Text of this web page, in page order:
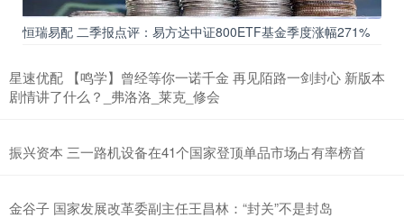
恒瑞易配 二季报点评：易方达中证800ETF基金季度涨幅271%
星速优配 【鸣学】曾经等你一诺千金 再见陌路一剑封心 新版本
剧情讲了什么？_弗洛洛_莱克_修会
振兴资本 三一路机设备在41个国家登顶单品市场占有率榜首
金谷子 国家发展改革委副主任王昌林：“封关”不是封岛